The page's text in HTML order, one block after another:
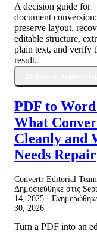
A decision guide for
document conversion:
preserve layout,
editable structure,
plain text, and verify
result.
PDF to
What
Cleanly and
Needs Repair
Convertr Editorial Team
Δημοσιεύθηκε στις
14, 2025 ·
30, 2026
Turn a PDF into an